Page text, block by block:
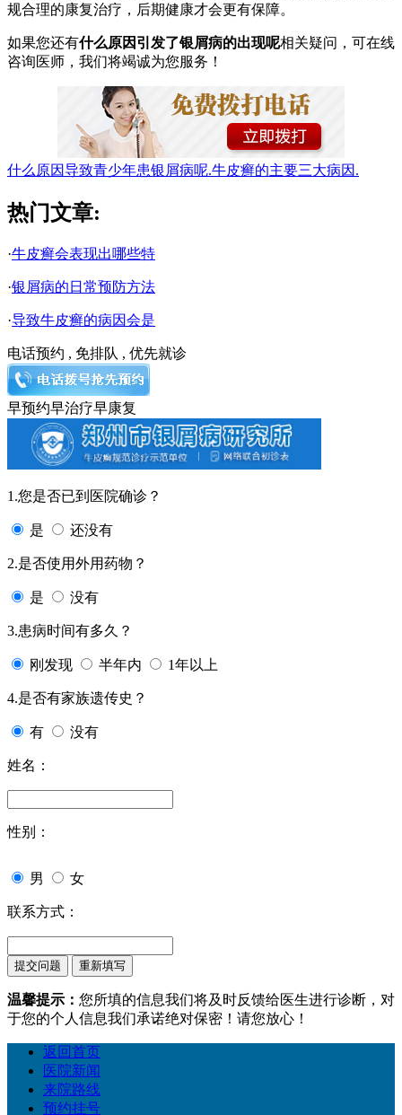
规合理的康复治疗，后期健康才会更有保障。
如果您还有什么原因引发了银屑病的出现呢相关疑问，可在线
咨询医师，我们将竭诚为您服务！
什么原因导致青少年患银屑病呢.牛皮癣的主要三大病因.
热门文章:
·牛皮癣会表现出哪些特
·银屑病的日常预防方法
·导致牛皮癣的病因会是
电话预约 , 免排队 , 优先就诊
早预约早治疗早康复
1.您是否已到医院确诊？
是 还没有
2.是否使用外用药物？
是 没有
3.患病时间有多久？
刚发现 半年内 1年以上
4.是否有家族遗传史？
有 没有
姓名：
性别：
男 女
联系方式：
温馨提示： 您所填的信息我们将及时反馈给医生进行诊断，对
于您的个人信息我们承诺绝对保密！请您放心！
返回首页
医院新闻
来院路线
预约挂号